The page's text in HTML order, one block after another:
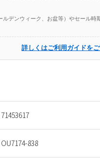
71453617
OU7174-838
デンウィーク、お盆等）やセール時
詳しくはご利用ガイドを